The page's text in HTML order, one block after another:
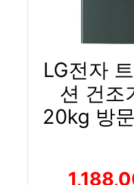
LG전자
션 건조
20kg 방